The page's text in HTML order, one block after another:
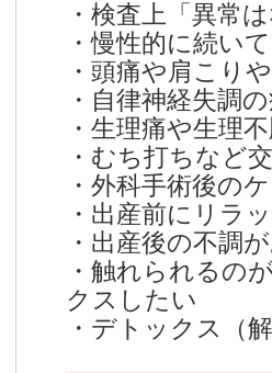
・検査上「異常
・慢性的に続い
・頭痛や肩こり
・自律神経失調
・生理痛や生理
・むち打ちなど
・外科手術後の
・出産前にリラ
・出産後の不調
・触れられるの
クスしたい
・デトックス（